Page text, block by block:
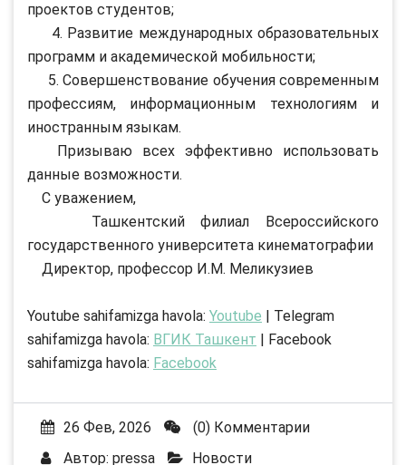
проектов студентов;
4. Развитие международных образовательных
программ и академической мобильности;
5. Совершенствование обучения современным
профессиям, информационным технологиям и
иностранным языкам.
Призываю всех эффективно использовать
данные возможности.
С уважением,
Ташкентский филиал Всероссийского
государственного университета кинематографии
Директор, профессор И.М. Меликузиев
Youtube sahifamizga havola: Youtube | Telegram
sahifamizga havola: ВГИК Ташкент | Facebook
sahifamizga havola: Facebook
26 Фев, 2026
(0) Комментарии
Автор: pressa Новости